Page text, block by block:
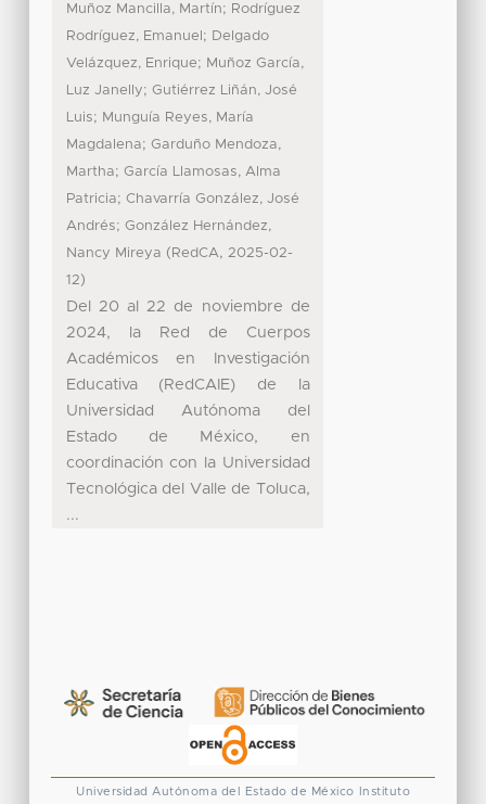
Muñoz Mancilla, Martín; Rodríguez
Rodríguez, Emanuel ; Delgado
Velázquez, Enrique; Muñoz García,
Luz Janelly; Gutiérrez Liñán, José
Luis; Munguía Reyes, María
Magdalena; Garduño Mendoza,
Martha; García Llamosas, Alma
Patricia; Chavarría González, José
Andrés; González Hernández,
Nancy Mireya ( RedCA, 2025-02-
12)
Del 20 al 22 de noviembre de
2024, la Red de Cuerpos
Académicos en Investigación
Educativa (RedCAIE) de la
Universidad Autónoma del
Estado de México, en
coordinación con la Universidad
Tecnológica del Valle de Toluca,
...
Universidad Autónoma del Estado de México Instituto